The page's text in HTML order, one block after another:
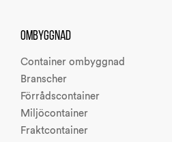
OMBYGGNAD
Container ombyggnad
Branscher
Förrådscontainer
Miljöcontainer
Fraktcontainer